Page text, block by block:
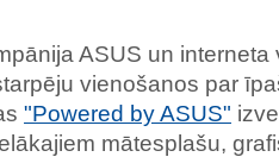
ASUS un interneta
vienošanos par
"Powered by ASUS"
mātesplašu,